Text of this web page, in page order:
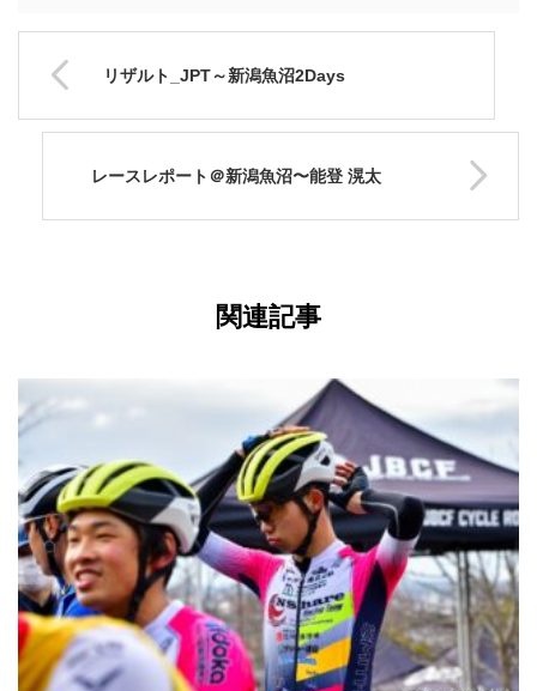
リザルト_JPT～新潟魚沼2Days
レースレポート＠新潟魚沼〜能登 滉太
関連記事